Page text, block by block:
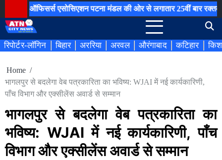
to
content
एसोसिएशन पटना मंडल की ओर से लगातार 25वीं बार रक्तदान
रिपोर्टर-लॉगिन बिहार अररिया अरवल औरंगाबाद कटिहार
Home
भागलपुर से बदलेगा वेब पत्रकारिता का भविष्य: WJAI में नई कार्यकारिणी,
पाँच विभाग और एक्सीलेंस अवार्ड से सम्मान
भागलपुर से बदलेगा वेब पत्रकारिता का
भविष्य: WJAI में नई कार्यकारिणी, पाँच
विभाग और एक्सीलेंस अवार्ड से सम्मान